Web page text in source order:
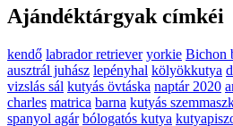
Ajándéktárgyak címkéi
kendő labrador retriever yorkie Bichon
ausztrál juhász lepényhal kölyökkutya
vizslás sál kutyás övtáska naptár 2020
charles matrica barna kutyás
spanyol agár bólogatós kutya